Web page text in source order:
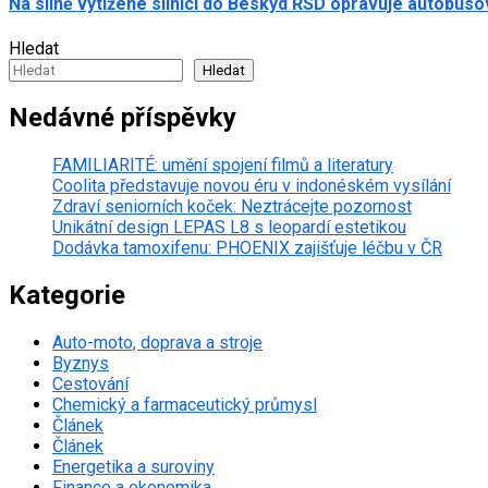
Hledat
Hledat
Nedávné příspěvky
FAMILIARITÉ: umění spojení filmů a literatury
Coolita představuje novou éru v indonéském vysílání
Zdraví seniorních koček: Neztrácejte pozornost
Unikátní design LEPAS L8 s leopardí estetikou
Dodávka tamoxifenu: PHOENIX zajišťuje léčbu v ČR
Kategorie
Auto-moto, doprava a stroje
Byznys
Cestování
Chemický a farmaceutický průmysl
Článek
Článek
Energetika a suroviny